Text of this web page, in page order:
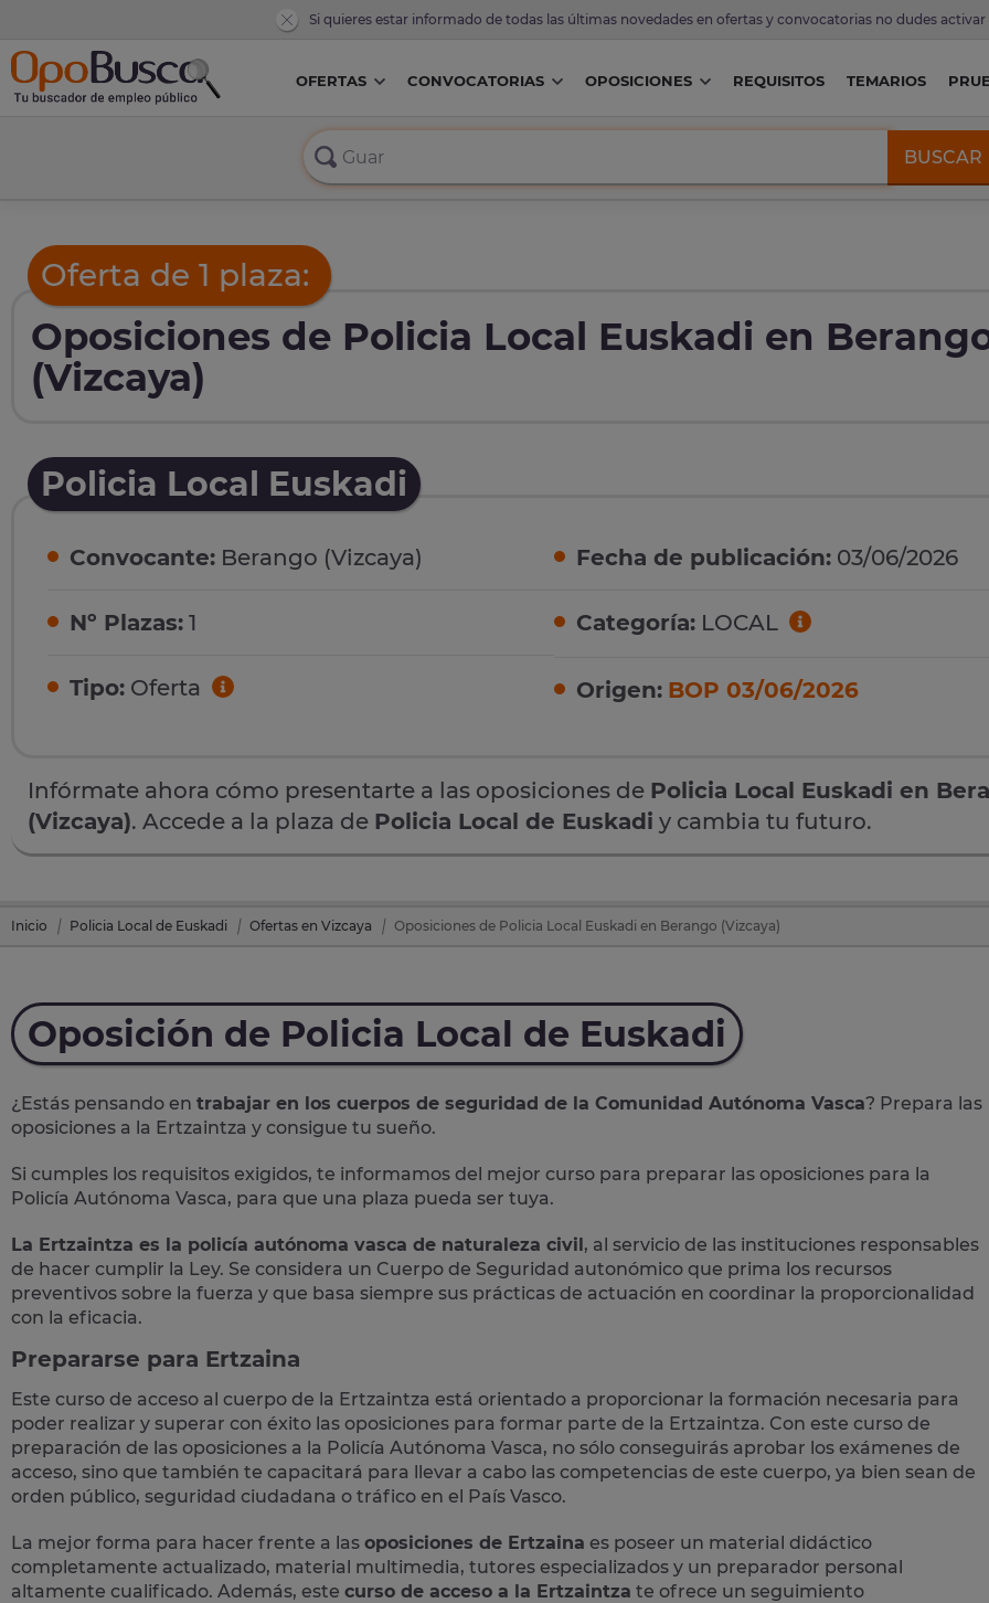
Si quieres estar informado de todas las últimas novedades en ofertas y convocatorias no dudes activar
OFERTAS CONVOCATORIAS OPOSICIONES REQUISITOS TEMARIOS
BUSCAR
Oferta de 1 plaza:
Oposiciones de Policia Local Euskadi en
(Vizcaya)
Policia Local Euskadi
Convocante: Berango (Vizcaya)
Nº Plazas: 1
Tipo: Oferta
Fecha de publicación: 03/06/2026
Categoría: LOCAL
Origen: BOP 03/06/2026
Infórmate ahora cómo presentarte a las oposiciones de Policia Local Euskadi en
(Vizcaya). Accede a la plaza de Policia Local de Euskadi y cambia tu futuro.
Inicio Policia Local de Euskadi Ofertas en Vizcaya Oposiciones de Policia Local Euskadi en Berango (Vizcaya)
Oposición de Policia Local de Euskadi
¿Estás pensando en trabajar en los cuerpos de seguridad de la Comunidad Autónoma Vasca? Prepara las
oposiciones a la Ertzaintza y consigue tu sueño.
Si cumples los requisitos exigidos, te informamos del mejor curso para preparar las oposiciones para la
Policía Autónoma Vasca, para que una plaza pueda ser tuya.
La Ertzaintza es la policía autónoma vasca de naturaleza civil, al servicio de las instituciones responsables
de hacer cumplir la Ley. Se considera un Cuerpo de Seguridad autonómico que prima los recursos
preventivos sobre la fuerza y que basa siempre sus prácticas de actuación en coordinar la proporcionalidad
con la eficacia.
Prepararse para Ertzaina
Este curso de acceso al cuerpo de la Ertzaintza está orientado a proporcionar la formación necesaria para
poder realizar y superar con éxito las oposiciones para formar parte de la Ertzaintza. Con este curso de
preparación de las oposiciones a la Policía Autónoma Vasca, no sólo conseguirás aprobar los exámenes de
acceso, sino que también te capacitará para llevar a cabo las competencias de este cuerpo, ya bien sean de
orden público, seguridad ciudadana o tráfico en el País Vasco.
La mejor forma para hacer frente a las oposiciones de Ertzaina es poseer un material didáctico
completamente actualizado, material multimedia, tutores especializados y un preparador personal
altamente cualificado. Además, este curso de acceso a la Ertzaintza te ofrece un seguimiento